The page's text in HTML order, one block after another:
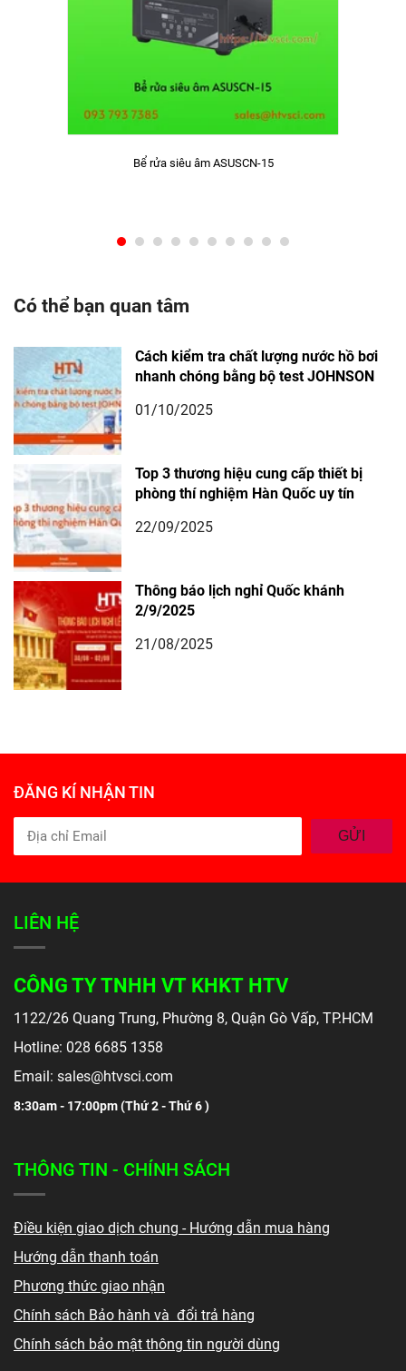
Bể rửa siêu âm ASUSCN-15
Có thể bạn quan tâm
Cách kiểm tra chất lượng nước hồ bơi
nhanh chóng bằng bộ test JOHNSON
01/10/2025
Top 3 thương hiệu cung cấp thiết bị
phòng thí nghiệm Hàn Quốc uy tín
22/09/2025
Thông báo lịch nghỉ Quốc khánh
2/9/2025
21/08/2025
ĐĂNG KÍ NHẬN TIN
GỬI
LIÊN HỆ
CÔNG TY TNHH VT KHKT HTV
1122/26 Quang Trung, Phường 8, Quận Gò Vấp, TP.HCM
Hotline: 028 6685 1358
Email: sales@htvsci.com
8:30am - 17:00pm (Thứ 2 - Thứ 6 )
THÔNG TIN - CHÍNH SÁCH
Điều kiện giao dịch chung - Hướng dẫn mua hàng
Hướng dẫn thanh toán
Phương thức giao nhận
Chính sách Bảo hành và đổi trả hàng
Chính sách bảo mật thông tin người dùng